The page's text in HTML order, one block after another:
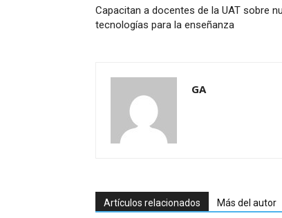
Capacitan a docentes de la UAT sobre
tecnologías para la enseñanza
GA
Artículos relacionados Más del autor